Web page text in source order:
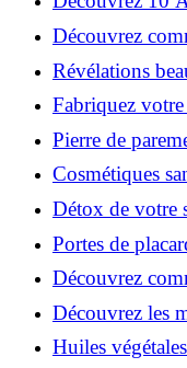
Naturelle avec
Découvrez
incitent à être
Révélations
insoupçonnés
Fabriquez
simple et rapide
Pierre de
infaillibles pour
Cosmétiques
possible?
Détox de votre
ingrédients
Portes de
le meilleur choix!
Découvrez
naturellement:
Découvrez les
le fer: Top 12
Huiles